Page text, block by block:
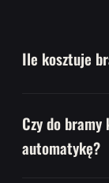
Ile kosztuje
Czy do
automatykę?